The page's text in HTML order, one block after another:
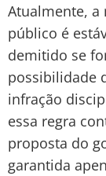
Atualmente, a
público é
demitido se
possibilidade
infração
essa regra
proposta do
garantida